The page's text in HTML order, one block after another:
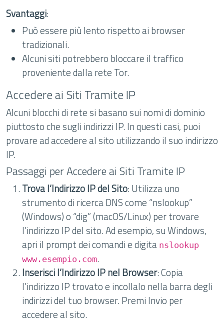
Svantaggi:
Può essere più lento rispetto ai browser
tradizionali.
Alcuni siti potrebbero bloccare il traffico
proveniente dalla rete Tor.
Accedere ai Siti Tramite IP
Alcuni blocchi di rete si basano sui nomi di dominio
piuttosto che sugli indirizzi IP. In questi casi, puoi
provare ad accedere al sito utilizzando il suo indirizzo
IP.
Passaggi per Accedere ai Siti Tramite IP
Trova l’Indirizzo IP del Sito: Utilizza uno
strumento di ricerca DNS come “nslookup”
(Windows) o “dig” (macOS/Linux) per trovare
l’indirizzo IP del sito. Ad esempio, su Windows,
apri il prompt dei comandi e digita nslookup
www.esempio.com.
Inserisci l’Indirizzo IP nel Browser: Copia
l’indirizzo IP trovato e incollalo nella barra degli
indirizzi del tuo browser. Premi Invio per
accedere al sito.